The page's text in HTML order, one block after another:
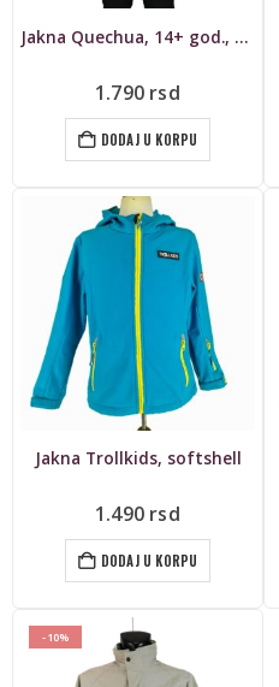
Jakna Quechua, 14+ god., unisex
1.790 rsd
DODAJ U KORPU
Jakna Trollkids, softshell
1.490 rsd
DODAJ U KORPU
-10%